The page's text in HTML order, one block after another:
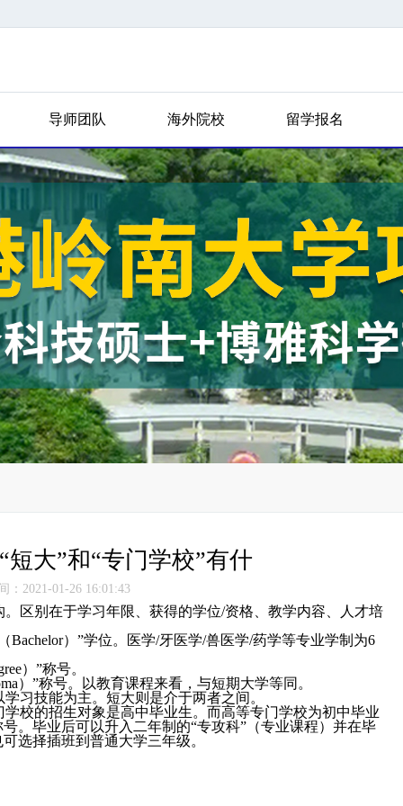
导师团队 海外院校 留学报名
短大”和“专门学校”有什
：2021-01-26 16:01:43
区别在于学习年限、获得的学位/资格、教学内容、人才培
）”学位。医学/牙医学/兽医学/药学等专业学制为6
）”称号。
）”称号。以教育课程来看，与短期大学等同。
习技能为主。短大则是介于两者之间。
校的招生对象是高中毕业生。而高等专门学校为初中毕业
。毕业后可以升入二年制的“专攻科”（专业课程）并在毕
选择插班到普通大学三年级。